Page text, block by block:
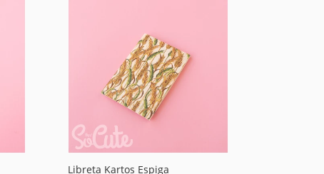
Libreta Kartos Espiga